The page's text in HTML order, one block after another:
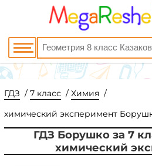
ГДЗ 7 класс
Химия
химический эксперимент
ГДЗ Борушко за 7
химический